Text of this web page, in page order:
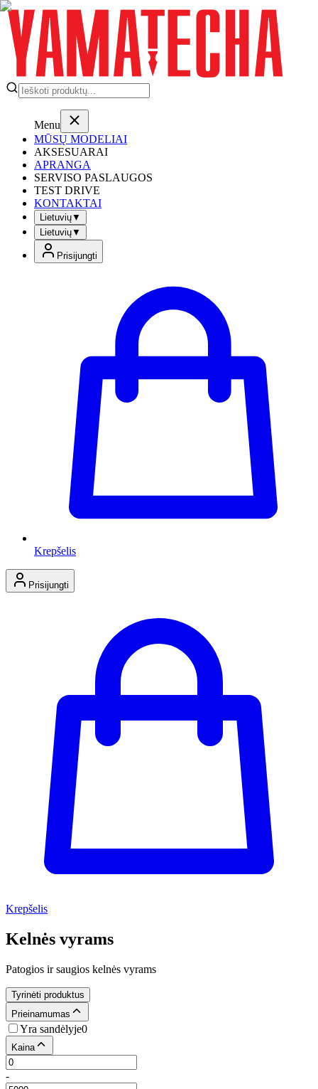
Menu
MŪSŲ MODELIAI
AKSESUARAI
APRANGA
SERVISO PASLAUGOS
TEST DRIVE
KONTAKTAI
Lietuvių▼
Lietuvių▼
Prisijungti
Krepšelis
Prisijungti
Krepšelis
Kelnės vyrams
Patogios ir saugios kelnės vyrams
Tyrinėti produktus
Prieinamumas
Yra sandėlyje0
Kaina
-